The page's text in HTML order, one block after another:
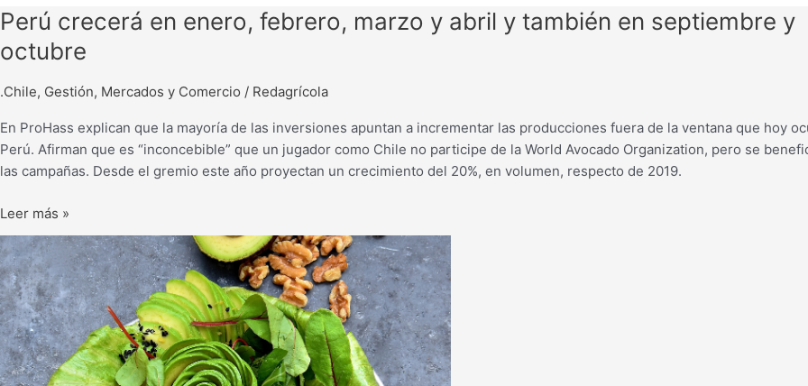
Perú crecerá en enero, febrero, marzo y abril y también en septiembre y
octubre
.Chile, Gestión, Mercados y Comercio / Redagrícola
En ProHass explican que la mayoría de las inversiones apuntan a incrementar las producciones fuera de la ventana que hoy
Perú. Afirman que es “inconcebible” que un jugador como Chile no participe de la World Avocado Organization, pero se
las campañas. Desde el gremio este año proyectan un crecimiento del 20%, en volumen, respecto de 2019.
Perú
en
febrero,
marzo
y
abril
también
en
septiembre
y
octubre
Leer más »
Avocados
from
Peru
lanza
nuevo
libro
de